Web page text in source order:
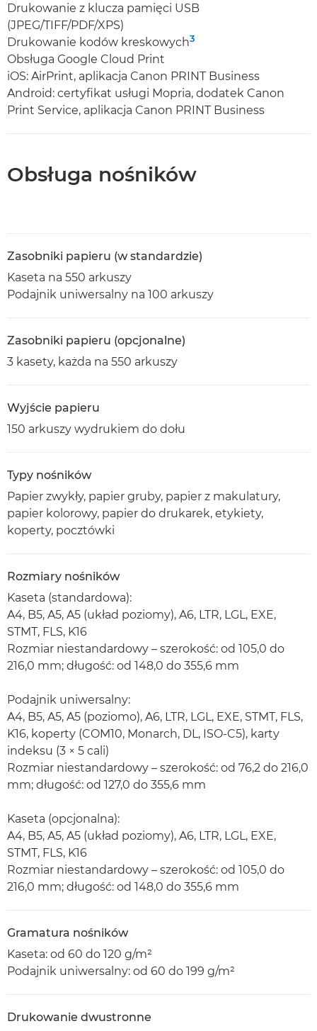
Drukowanie z klucza pamięci USB
(JPEG/TIFF/PDF/XPS)
Drukowanie kodów kreskowych3
Obsługa Google Cloud Print
iOS: AirPrint, aplikacja Canon PRINT Business
Android: certyfikat usługi Mopria, dodatek Canon
Print Service, aplikacja Canon PRINT Business
Obsługa nośników
Zasobniki papieru (w standardzie)
Kaseta na 550 arkuszy
Podajnik uniwersalny na 100 arkuszy
Zasobniki papieru (opcjonalne)
3 kasety, każda na 550 arkuszy
Wyjście papieru
150 arkuszy wydrukiem do dołu
Typy nośników
Papier zwykły, papier gruby, papier z makulatury,
papier kolorowy, papier do drukarek, etykiety,
koperty, pocztówki
Rozmiary nośników
Kaseta (standardowa):
A4, B5, A5, A5 (układ poziomy), A6, LTR, LGL, EXE,
STMT, FLS, K16
Rozmiar niestandardowy – szerokość: od 105,0 do
216,0 mm; długość: od 148,0 do 355,6 mm
Podajnik uniwersalny:
A4, B5, A5, A5 (poziomo), A6, LTR, LGL, EXE, STMT, FLS,
K16, koperty (COM10, Monarch, DL, ISO-C5), karty
indeksu (3 × 5 cali)
Rozmiar niestandardowy – szerokość: od 76,2 do 216,0
mm; długość: od 127,0 do 355,6 mm
Kaseta (opcjonalna):
A4, B5, A5, A5 (układ poziomy), A6, LTR, LGL, EXE,
STMT, FLS, K16
Rozmiar niestandardowy – szerokość: od 105,0 do
216,0 mm; długość: od 148,0 do 355,6 mm
Gramatura nośników
Kaseta: od 60 do 120 g/m²
Podajnik uniwersalny: od 60 do 199 g/m²
Drukowanie dwustronne